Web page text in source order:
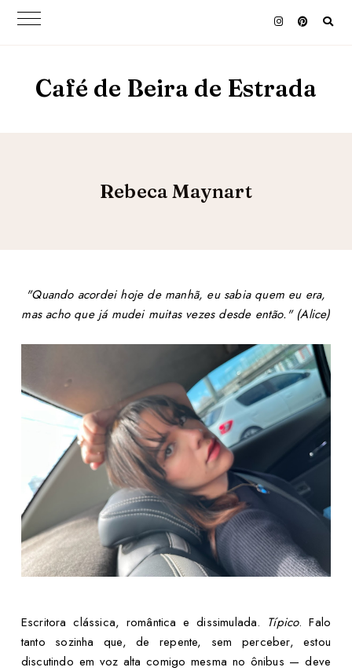
Café de Beira de Estrada
Rebeca Maynart
"Quando acordei hoje de manhã, eu sabia quem eu era,
mas acho que já mudei muitas vezes desde então." (Alice)
Escritora clássica, romântica e dissimulada. Típico. Falo
tanto sozinha que, de repente, sem perceber, estou
discutindo em voz alta comigo mesma no ônibus — deve